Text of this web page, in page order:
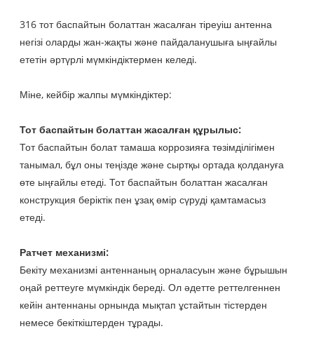
316 тот баспайтын болаттан жасалған тіреуіш антенна
негізі оларды жан-жақты және пайдаланушыға ыңғайлы
ететін әртүрлі мүмкіндіктермен келеді.
Міне, кейбір жалпы мүмкіндіктер:
Тот баспайтын болаттан жасалған құрылыс:
Тот баспайтын болат тамаша коррозияға төзімділігімен
танымал, бұл оны теңізде және сыртқы ортада қолдануға
өте ыңғайлы етеді. Тот баспайтын болаттан жасалған
конструкция беріктік пен ұзақ өмір сүруді қамтамасыз
етеді.
Ратчет механизмі:
Бекіту механизмі антеннаның орналасуын және бұрышын
оңай реттеуге мүмкіндік береді. Ол әдетте реттелгеннен
кейін антеннаны орнында мықтап ұстайтын тістерден
немесе бекіткіштерден тұрады.